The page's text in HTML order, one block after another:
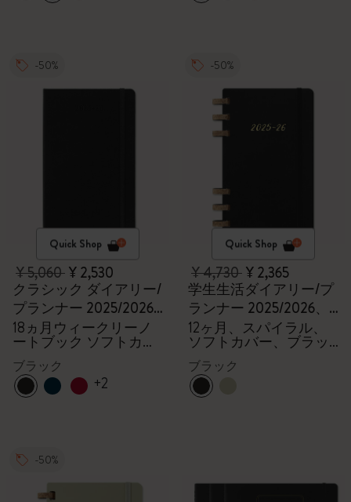
-50%
Quick Shop
¥ 5,060¥ 2,530
クラシック ダイアリー/
プランナー 2025/2026
ラージ
18ヵ月ウィークリーノ
ートブック ソフトカバ
ー ブラック
ブラック
+2
-50%
Quick Shop
¥ 4,730¥ 2,365
学生生活ダイアリー/プ
ランナー 2025/2026、
ラージ
12ヶ月、スパイラル、
ソフトカバー、ブラッ
ク
ブラック
-50%